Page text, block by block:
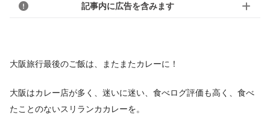
記事内に広告を含みます
大阪旅行最後のご飯は、またまたカレーに！
大阪はカレー店が多く、迷いに迷い、食べログ評価も高く、食べ
たことのないスリランカカレーを。